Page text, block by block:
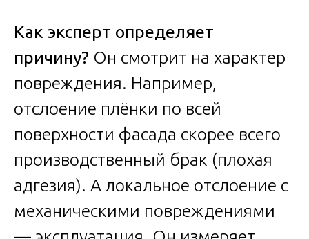
Как эксперт определяет
причину? Он смотрит на характер
повреждения. Например,
отслоение плёнки по всей
поверхности фасада скорее всего
производственный брак (плохая
адгезия). А локальное отслоение с
механическими повреждениями